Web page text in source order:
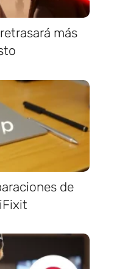
más
de